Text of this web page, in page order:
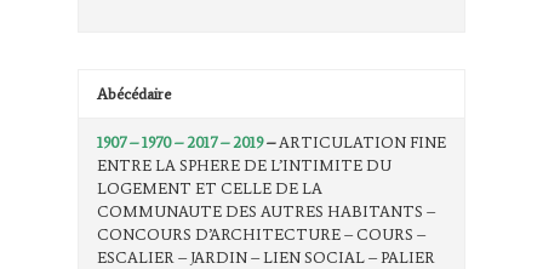
Abécédaire
1907 – 1970 – 2017 – 2019–ARTICULATION FINE
ENTRE LA SPHERE DE L’INTIMITE DU
LOGEMENT ET CELLE DE LA
COMMUNAUTE DES AUTRES HABITANTS –
CONCOURS D’ARCHITECTURE – COURS –
ESCALIER – JARDIN – LIEN SOCIAL – PALIER